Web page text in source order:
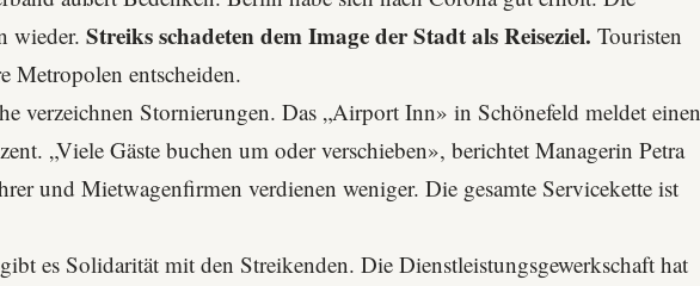
wieder.Streiks schadeten dem Image der Stadt als Reiseziel. Touristen
Metropolen entscheiden.
verzeichnen Stornierungen. Das „Airport Inn» in Schönefeld meldet einen
„Viele Gäste buchen um oder verschieben», berichtet Managerin Petra
und Mietwagenfirmen verdienen weniger. Die gesamte Servicekette ist
es Solidarität mit den Streikenden. Die Dienstleistungsgewerkschaft hat